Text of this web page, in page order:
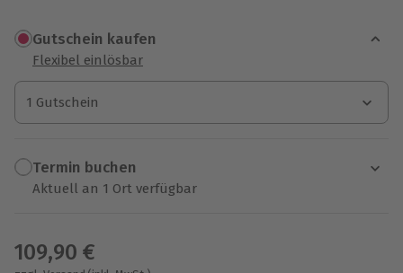
Gutschein kaufen
Flexibel einlösbar
1 Gutschein
1 Gutschein
1 Gutschein
Termin buchen
Aktuell an 1 Ort verfügbar
109,90 €